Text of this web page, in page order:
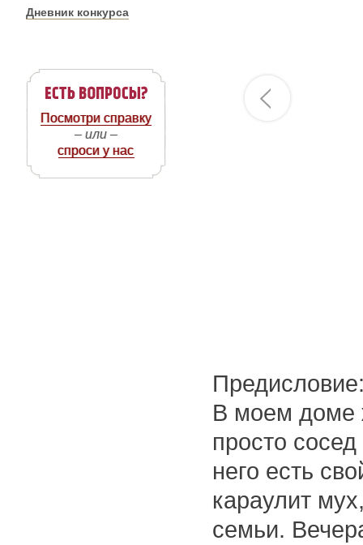
Дневник конкурса
Посмотри справку
– или –
спроси у нас
В моем доме
просто
него есть
караулит
семьи.